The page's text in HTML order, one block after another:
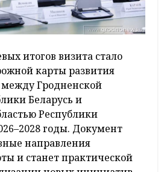
итогов визита стало
карты развития
между Гродненской
Беларусь и
Республики
годы. Документ
направления
и станет практической